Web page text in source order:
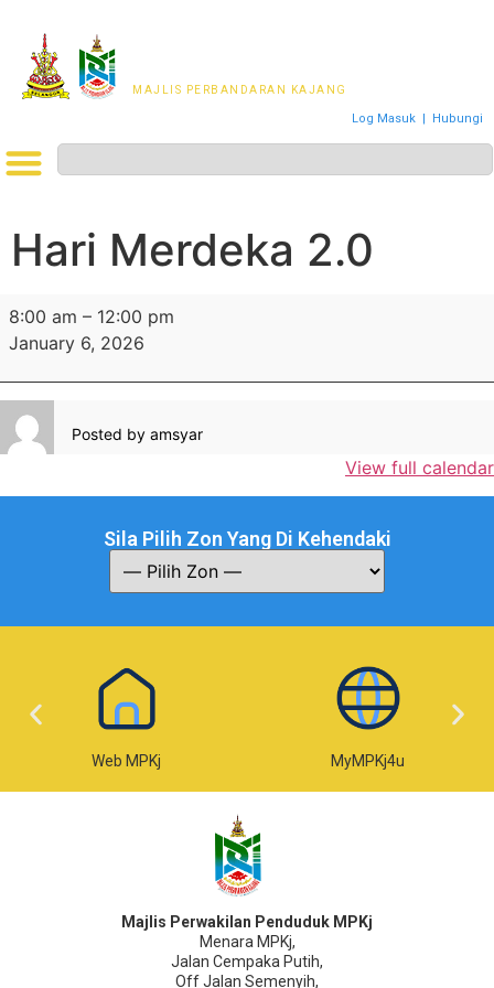
MAJLIS PERBANDARAN KAJANG
Log Masuk | Hubungi
Hari Merdeka 2.0
8:00 am – 12:00 pm
January 6, 2026
Posted by amsyar
View full calendar
Sila Pilih Zon Yang Di Kehendaki
Web MPKj MyMPKj4u
Majlis Perwakilan Penduduk MPKj
Menara MPKj,
Jalan Cempaka Putih,
Off Jalan Semenyih,